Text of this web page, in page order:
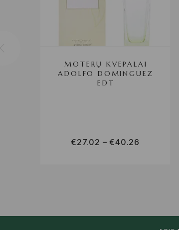
MOTERŲ KVEPALAI
ADOLFO DOMINGUEZ
EDT
€27.02 – €40.26